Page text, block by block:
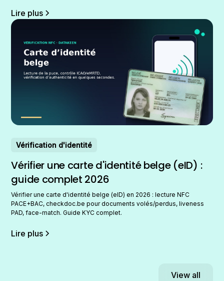
Lire plus
Vérification d'identité
Vérifier une carte d'identité belge (eID) :
guide complet 2026
Vérifier une carte d'identité belge (eID) en 2026 : lecture NFC
PACE+BAC, checkdoc.be pour documents volés/perdus, liveness
PAD, face-match. Guide KYC complet.
Lire plus
View all